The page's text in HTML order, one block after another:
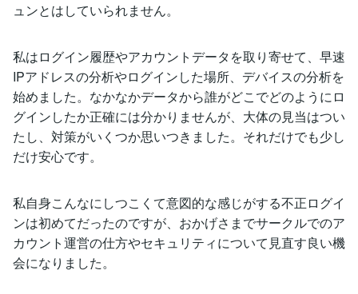
ュンとはしていられません。
私はログイン履歴やアカウントデータを取り寄せて、早速
IPアドレスの分析やログインした場所、デバイスの分析を
始めました。なかなかデータから誰がどこでどのようにロ
グインしたか正確には分かりませんが、大体の見当はつい
たし、対策がいくつか思いつきました。それだけでも少し
だけ安心です。
私自身こんなにしつこくて意図的な感じがする不正ログイ
ンは初めてだったのですが、おかげさまでサークルでのア
カウント運営の仕方やセキュリティについて見直す良い機
会になりました。